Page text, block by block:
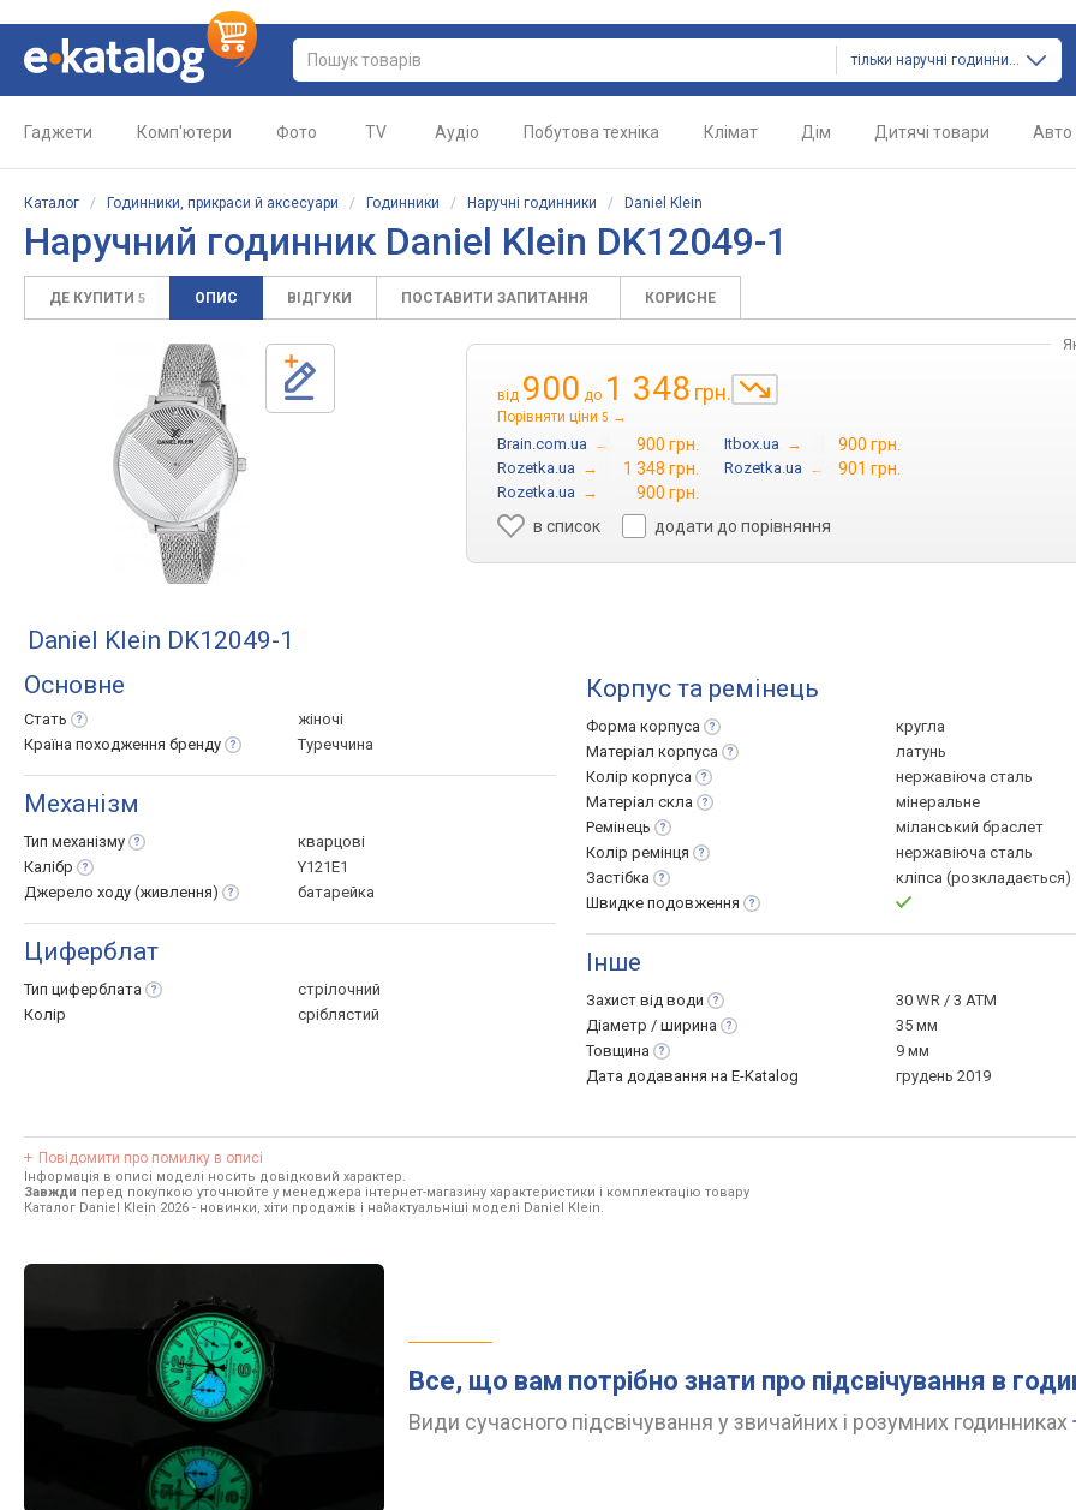
тільки наручні годинники
Гаджети Комп'ютери Фото TV Аудіо Побутова техніка Клімат Дім Дитячі товари Авто
Каталог / Годинники, прикраси й аксесуари / Годинники / Наручні годинники / Daniel Klein
Наручний годинник Daniel Klein DK12049-1
ДЕ КУПИТИ 5 ОПИС ВІДГУКИ ПОСТАВИТИ ЗАПИТАННЯ КОРИСНЕ
від 900 до 1 348 грн.
Порівняти ціни 5 →
Brain.com.ua → 900 грн. Itbox.ua → 900 грн.
Rozetka.ua → 1 348 грн. Rozetka.ua → 901 грн.
Rozetka.ua →
900 грн.
в список
додати до порівняння
Daniel Klein DK12049-1
Основне
Стать
жіночі
Країна походження бренду Туреччина
Механізм
Тип механізму
кварцові
Калібр
Y121E1
Джерело ходу (живлення) батарейка
Циферблат
Тип циферблата
стрілочний
Колір
сріблястий
Корпус та ремінець
Форма корпуса
кругла
Матеріал корпуса
латунь
Колір корпуса
нержавіюча сталь
Матеріал скла
мінеральне
Ремінець
міланський браслет
Колір ремінця
нержавіюча сталь
Застібка
кліпса (розкладається)
Швидке подовження
Інше
Захист від води
30 WR / 3 ATM
Діаметр / ширина
35 мм
Товщина
9 мм
Дата додавання на E-Katalog
грудень 2019
Повідомити про помилку в описі
Інформація в описі моделі носить довідковий характер.
Завжди перед покупкою уточнюйте у менеджера інтернет-магазину характеристики і комплектацію товару
Каталог Daniel Klein 2026 - новинки, хіти продажів і найактуальніші моделі Daniel Klein.
Все, що вам потрібно знати про підсвічування в
Види сучасного підсвічування у звичайних і розумних годинниках